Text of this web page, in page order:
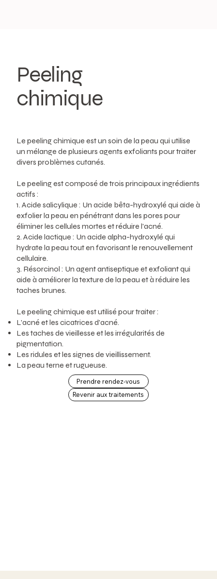
Peeling
chimique
Le peeling chimique est un soin de la peau qui utilise
un mélange de plusieurs agents exfoliants pour traiter
divers problèmes cutanés.
Le peeling est composé de trois principaux ingrédients
actifs :
1. Acide salicylique : Un acide bêta-hydroxylé qui aide à
exfolier la peau en pénétrant dans les pores pour
éliminer les cellules mortes et réduire l'acné.
2. Acide lactique : Un acide alpha-hydroxylé qui
hydrate la peau tout en favorisant le renouvellement
cellulaire.
3. Résorcinol : Un agent antiseptique et exfoliant qui
aide à améliorer la texture de la peau et à réduire les
taches brunes.
Le peeling chimique est utilisé pour traiter :
L'acné et les cicatrices d'acné.
Les taches de vieillesse et les irrégularités de
pigmentation.
Les ridules et les signes de vieillissement.
La peau terne et rugueuse.
Prendre rendez-vous
Revenir aux traitements